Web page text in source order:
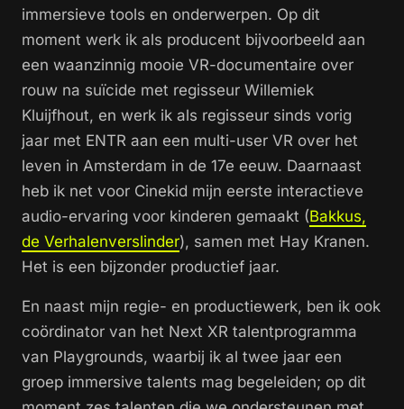
immersieve tools en onderwerpen. Op dit
moment werk ik als producent bijvoorbeeld aan
een waanzinnig mooie VR-documentaire over
rouw na suïcide met regisseur Willemiek
Kluijfhout, en werk ik als regisseur sinds vorig
jaar met ENTR aan een multi-user VR over het
leven in Amsterdam in de 17e eeuw. Daarnaast
heb ik net voor Cinekid mijn eerste interactieve
audio-ervaring voor kinderen gemaakt (Bakkus,
de Verhalenverslinder), samen met Hay Kranen.
Het is een bijzonder productief jaar.
En naast mijn regie- en productiewerk, ben ik ook
coördinator van het Next XR talentprogramma
van Playgrounds, waarbij ik al twee jaar een
groep immersive talents mag begeleiden; op dit